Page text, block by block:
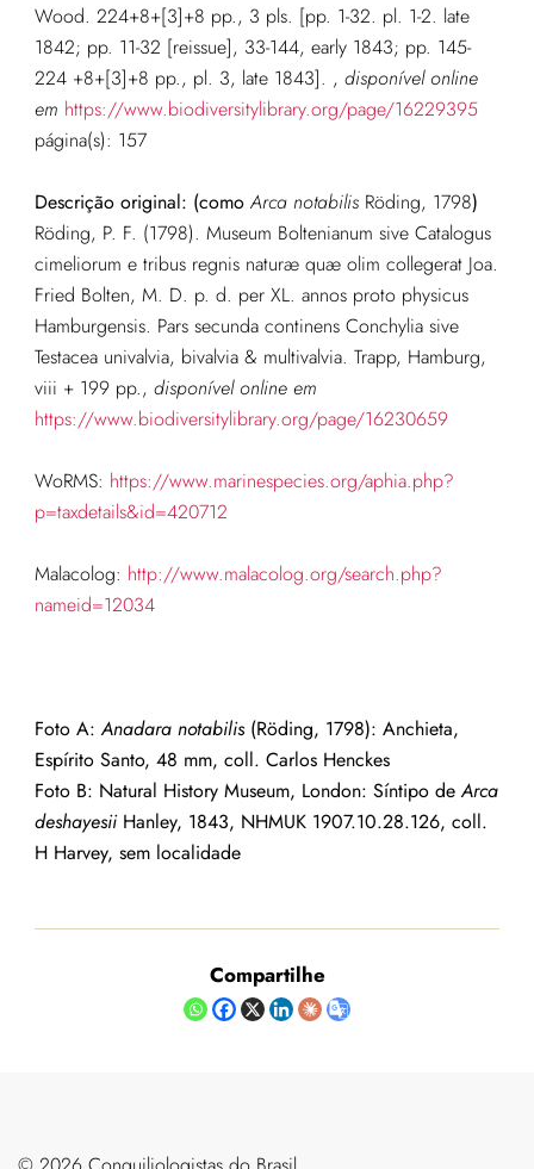
Wood. 224+8+[3]+8 pp., 3 pls. [pp. 1-32. pl. 1-2. late
1842; pp. 11-32 [reissue], 33-144, early 1843; pp. 145-
224 +8+[3]+8 pp., pl. 3, late 1843]. , disponível online
em https://www.biodiversitylibrary.org/page/16229395
página(s): 157
Descrição original: (como Arca notabilisRöding, 1798)
Röding, P. F. (1798). Museum Boltenianum sive Catalogus
cimeliorum e tribus regnis naturæ quæ olim collegerat Joa.
Fried Bolten, M. D. p. d. per XL. annos proto physicus
Hamburgensis. Pars secunda continens Conchylia sive
Testacea univalvia, bivalvia & multivalvia. Trapp, Hamburg,
viii + 199 pp., disponível online em
https://www.biodiversitylibrary.org/page/16230659
WoRMS: https://www.marinespecies.org/aphia.php?
p=taxdetails&id=420712
Malacolog: http://www.malacolog.org/search.php?
nameid=12034
Foto A:Anadara notabilis (Röding, 1798): Anchieta,
Espírito Santo, 48 mm, coll. Carlos Henckes
Foto B: Natural History Museum, London: Síntipo deArca
deshayesiiHanley, 1843, NHMUK 1907.10.28.126, coll.
H Harvey, sem localidade
Compartilhe